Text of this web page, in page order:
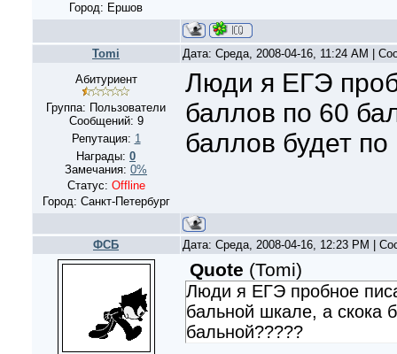
Город: Ершов
Tomi
Дата: Среда, 2008-04-16, 11:24 AM |
Абитуриент
Группа: Пользователи
Сообщений: 9
Репутация: 1
Награды: 0
Замечания: 0%
Статус: Offline
Город: Санкт-Петербург
Люди я ЕГЭ
баллов по 60
баллов будет
ФСБ Дата: Среда, 2008-04-16, 12:23 PM |
Quote (Tomi)
Люди я ЕГЭ пробное
бальной шкале, а скока
бальной?????